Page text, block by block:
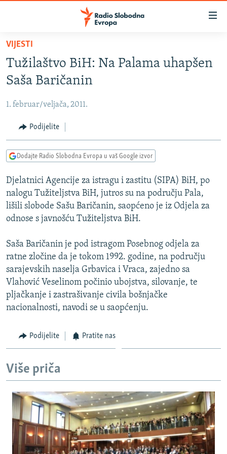
Pređite
glavni
sadržaj
na
navigaciju
Pređite
na
VIJESTI
BOSNA I HERCEGOVINA
KOSOVO
CRNA GORA
VIDEO
FOTOGALERIJE
INFOGRAFIKE
PODCASTI
RAT U UKRAJINI
KINA NA BALKANU
RSE PRIČE IZ SVIJETA
ISPRIČAJ MI
DNEVNO@RSE
SPECIJALI RSE
VIŠE OD NASLOVA
GENOCID U SREBRENICI
TV LIBERTY
POST SCRIPTUM
TRI DECENIJE OD RATA U BIH
SVE KARTE DEJTONA
NASTANAK I RASPAD JUGOSLAVIJE
PRATITE NAS
Sve RFE/RL stranice
VIJESTI
Tužilaštvo BiH: Na Palama uhapšen
Saša Baričanin
1. februar/veljača, 2011.
Podijelite
Dodajte Radio Slobodna Evropa u vaš Google izvor
Djelatnici Agencije za istragu i zastitu (SIPA) BiH, po
nalogu Tužiteljstva BiH, jutros su na području Pala,
lišili slobode Sašu Baričanin, saopćeno je iz Odjela za
odnose s javnošću Tužiteljstva BiH.
Saša Baričanin je pod istragom Posebnog odjela za
ratne zločine da je tokom 1992. godine, na području
sarajevskih naselja Grbavica i Vraca, zajedno sa
Vlahović Veselinom počinio ubojstva, silovanje, te
pljačkanje i zastrašivanje civila bošnjačke
nacionalnosti, navodi se u saopćenju.
Podijelite Pratite nas
Više priča